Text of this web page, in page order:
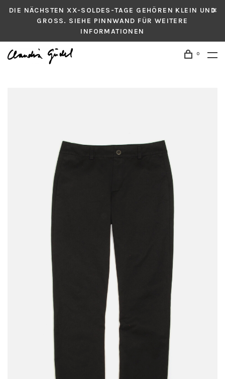
DIE NÄCHSTEN XX-SOLDES-TAGE GEHÖREN KLEIN UND
GROSS. SIEHE PINNWAND FÜR WEITERE
INFORMATIONEN
0